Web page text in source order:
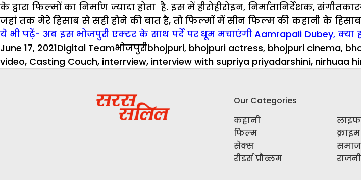
के द्वारा फिल्मों का निर्माण ज्यादा होता है. इस में हीरोहीरोइन, निर्मातानिर्देशक,
जहां तक मेरे हिसाब से सही होने की बात है, तो फिल्मों में सीन फिल्म की कहानी के
ये भी पढ़ें- अब इस भोजपुरी एक्टर के साथ पर्दे पर धूम मचाएंगी Aamrapali Dubey, क्या
Posted
on
June 17, 2021Author
Digital TeamCategories
भोजपुरीTags
bhojpuri, bhojpuri actress, bhojpuri cinema,
video, Casting Couch, interrview, interview with supriya priyadarshini, nirhuaa
Our Categories
कहानी
फिल्म
सेक्स
रीडर्स प्रौब्लम
क्राइम
समाज